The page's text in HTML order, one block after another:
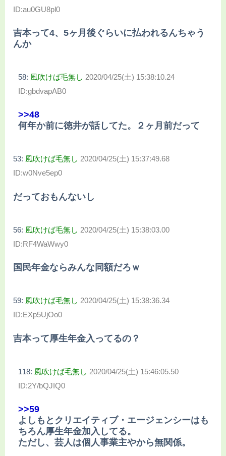
ID:au0GU8pl0
吉本って4、5ヶ月後ぐらいに払われるんちゃう
んか
58: 風吹けば毛無し 2020/04/25(土) 15:38:10.24
ID:gbdvapAB0
>>48
何年か前に徳井が話してた。２ヶ月前だって
53: 風吹けば毛無し 2020/04/25(土) 15:37:49.68
ID:w0Nve5ep0
だっておもんないし
56: 風吹けば毛無し 2020/04/25(土) 15:38:03.00
ID:RF4WaWwy0
国民年金ならみんな同額だろｗ
59: 風吹けば毛無し 2020/04/25(土) 15:38:36.34
ID:EXp5UjOo0
吉本って厚生年金入ってるの？
118: 風吹けば毛無し 2020/04/25(土) 15:46:05.50
ID:2Y/bQJIQ0
>>59
よしもとクリエイティブ・エージェンシーはも
ちろん厚生年金加入してる。
ただし、芸人は個人事業主やから無関係。